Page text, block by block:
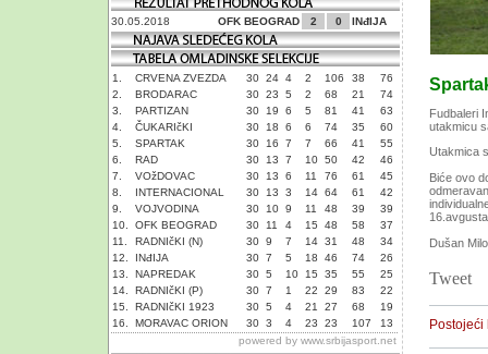
30.05.2018 OFK BEOGRAD 2 0 INđIJA
1. CRVENA ZVEZDA 30 24 4 2 106 38
76
2.
BRODARAC 30 23 5 2 68 21
74
3.
PARTIZAN 30 19 6 5 81 41
63
4.
ČUKARIčKI 30 18 6 6 74 35
60
5.
SPARTAK 30 16 7 7 66 41
55
6.
RAD 30 13 7 10 50 42
46
7.
VOžDOVAC 30 13 6 11 76 61
45
8.
INTERNACIONAL 30 13 3 14 64 61
42
9.
VOJVODINA 30 10 9 11 48 39
39
10.
OFK BEOGRAD 30 11 4 15 48 58
37
11.
RADNIčKI (N) 30 9 7 14 31 48
34
12.
INđIJA 30 7 5 18 46 74
26
13.
NAPREDAK 30 5 10 15 35 55
25
14.
RADNIčKI (P) 30 7 1 22 29 83
22
15.
RADNIčKI 1923 30 5 4 21 27 68
19
16.
MORAVAC ORION 30 3 4 23 23 107
13
powered by www.srbijasport.net
Fudbaleri
utakmicu
Utakmica
Biće ovo
Dušan
Tweet
Postojeći